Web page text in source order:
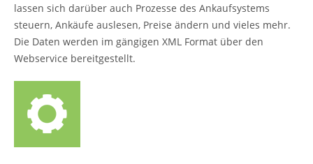
lassen sich darüber auch Prozesse des Ankaufsystems
steuern, Ankäufe auslesen, Preise ändern und vieles mehr.
Die Daten werden im gängigen XML Format über den
Webservice bereitgestellt.